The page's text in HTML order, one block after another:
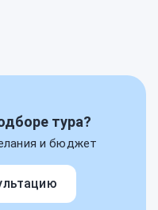
тура?
и бюджет